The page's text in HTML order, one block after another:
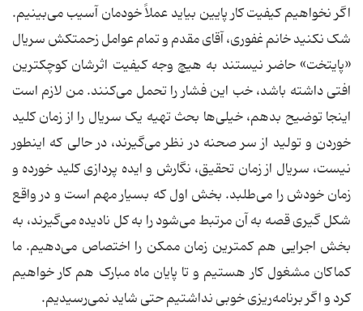
اگر نخواهیم کیفیت کار پایین بیاید عملاً خودمان آسیب می‌بینیم.
شک نکنید خانم غفوری، آقای مقدم و تمام عوامل زحمتکش سریال
«پایتخت» حاضر نیستند به هیچ وجه کیفیت اثرشان کوچکترین
افتی داشته باشد، خب این فشار را تحمل می‌کنند. من لازم است
اینجا توضیح بدهم، خیلی‌ها بحث تهیه یک سریال را از زمان کلید
خوردن و تولید از سر صحنه در نظر می‌گیرند، در حالی که اینطور
نیست، سریال از زمان تحقیق، نگارش و ایده پردازی کلید خورده و
زمان خودش را می‌طلبد. بخش اول که بسیار مهم است و در واقع
شکل گیری قصه به آن مرتبط می‌شود را به کل نادیده می‌گیرند، به
بخش اجرایی هم کمترین زمان ممکن را اختصاص می‌دهیم. ما
کماکان مشغول کار هستیم و تا پایان ماه مبارک هم کار خواهیم
کرد و اگر برنامه‌ریزی خوبی نداشتیم حتی شاید نمی‌رسیدیم.